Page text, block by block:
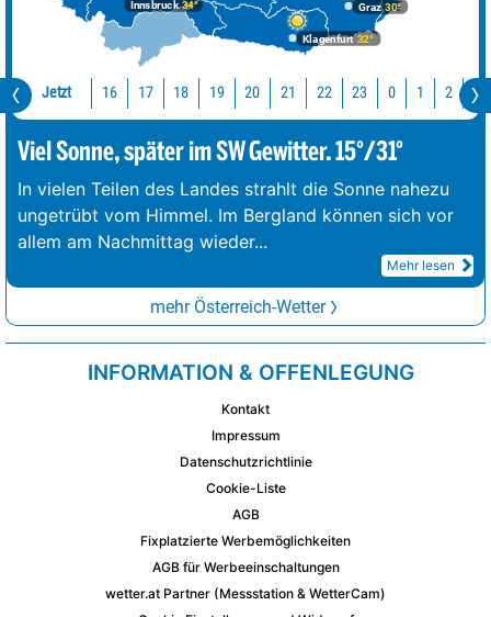
Graz30°
Innsbruck34°
Klagenfurt 32°
Jetzt 16 17 18 19 20 21 22 23 0 1 2 3
Viel Sonne, später im SW Gewitter. 15°/31°
In vielen Teilen des Landes strahlt die Sonne nahezu
ungetrübt vom Himmel. Im Bergland können sich vor
allem am Nachmittag wieder...
Mehr lesen
mehr Österreich-Wetter
INFORMATION & OFFENLEGUNG
Kontakt
Impressum
Datenschutzrichtlinie
Cookie-Liste
AGB
Fixplatzierte Werbemöglichkeiten
AGB für Werbeeinschaltungen
wetter.at Partner (Messstation & WetterCam)